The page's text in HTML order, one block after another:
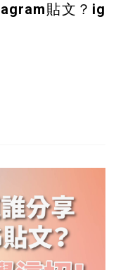
貼文？ig